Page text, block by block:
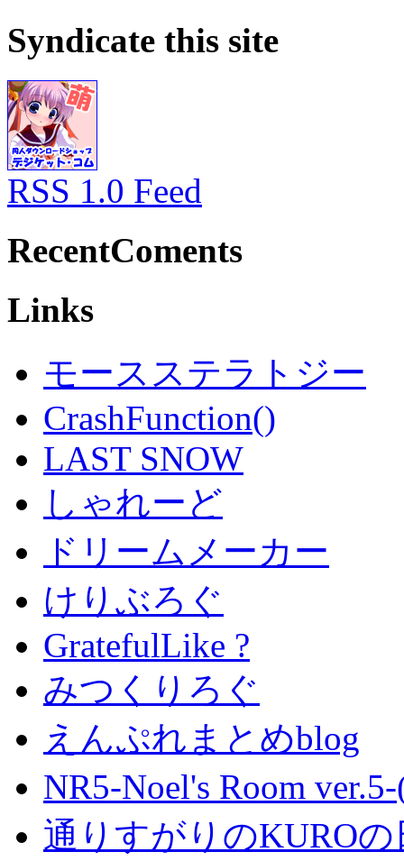
Syndicate this site
RSS 1.0 Feed
RecentComents
Links
モースステラトジー
CrashFunction()
LAST SNOW
しゃれーど
ドリームメーカー
けりぶろぐ
GratefulLike ?
みつくりろぐ
えんぷれまとめblog
NR5-Noel's Room
通りすがりのKURO